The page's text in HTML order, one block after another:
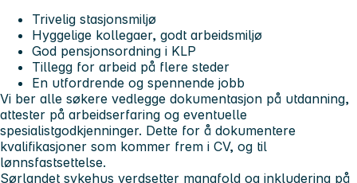
Trivelig stasjonsmiljø
Hyggelige kollegaer, godt arbeidsmiljø
God pensjonsordning i KLP
Tillegg for arbeid på flere steder
En utfordrende og spennende jobb
Vi ber alle søkere vedlegge dokumentasjon på utdanning,
attester på arbeidserfaring og eventuelle
spesialistgodkjenninger. Dette for å dokumentere
kvalifikasjoner som kommer frem i CV, og til
lønnsfastsettelse.
Sørlandet sykehus verdsetter mangfold og inkludering på